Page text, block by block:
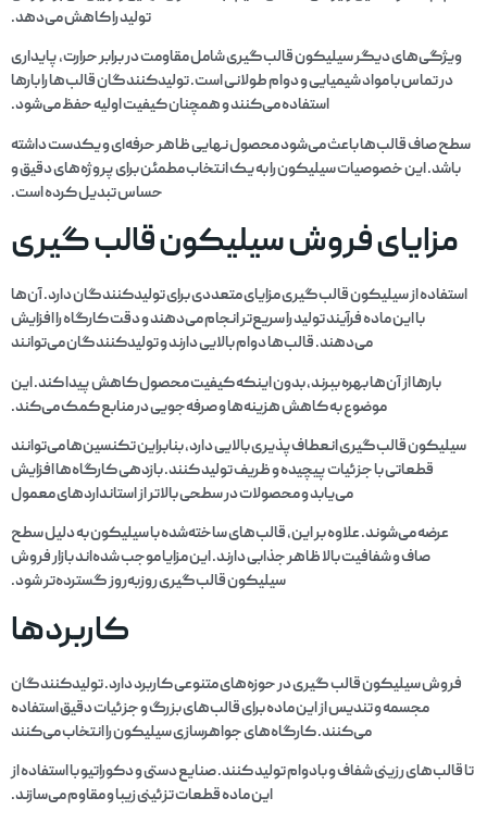
تولید را کاهش می‌دهد.
ویژگی‌های دیگر سیلیکون قالب‌گیری شامل مقاومت در برابر حرارت، پایداری
در تماس با مواد شیمیایی و دوام طولانی است. تولیدکنندگان قالب‌ها را بارها
استفاده می‌کنند و همچنان کیفیت اولیه حفظ می‌شود.
سطح صاف قالب‌ها باعث می‌شود محصول نهایی ظاهر حرفه‌ای و یکدست داشته
باشد. این خصوصیات سیلیکون را به یک انتخاب مطمئن برای پروژه‌های دقیق و
حساس تبدیل کرده است.
مزایای فروش سیلیکون قالب گیری
استفاده از سیلیکون قالب‌گیری مزایای متعددی برای تولیدکنندگان دارد. آن‌ها
با این ماده فرآیند تولید را سریع‌تر انجام می‌دهند و دقت کارگاه را افزایش
می‌دهند. قالب‌ها دوام بالایی دارند و تولیدکنندگان می‌توانند
بارها از آن‌ها بهره ببرند، بدون اینکه کیفیت محصول کاهش پیدا کند. این
موضوع به کاهش هزینه‌ها و صرفه‌جویی در منابع کمک می‌کند.
سیلیکون قالب‌گیری انعطاف‌پذیری بالایی دارد، بنابراین تکنسین‌ها می‌توانند
قطعاتی با جزئیات پیچیده و ظریف تولید کنند. بازدهی کارگاه‌ها افزایش
می‌یابد و محصولات در سطحی بالاتر از استانداردهای معمول
عرضه می‌شوند. علاوه بر این، قالب‌های ساخته‌شده با سیلیکون به دلیل سطح
صاف و شفافیت بالا ظاهر جذابی دارند. این مزایا موجب شده‌اند بازار فروش
سیلیکون قالب‌گیری روزبه‌روز گسترده‌تر شود.
کاربردها
فروش سیلیکون قالب گیری در حوزه‌های متنوعی کاربرد دارد. تولیدکنندگان
مجسمه و تندیس از این ماده برای قالب‌های بزرگ و جزئیات دقیق استفاده
می‌کنند. کارگاه‌های جواهرسازی سیلیکون را انتخاب می‌کنند
تا قالب‌های رزینی شفاف و بادوام تولید کنند. صنایع دستی و دکوراتیو با استفاده از
این ماده قطعات تزئینی زیبا و مقاوم می‌سازند.